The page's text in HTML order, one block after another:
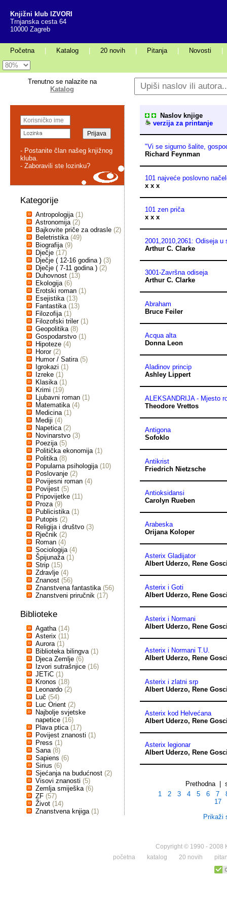
Knjižni klub IZVORI
Trnjanska cesta 64
10000 Zagreb
Početna Katalog 20 novih Pitanja Novosti
Trenutno se nalazite na
Katalog
- Postanite član našeg knjižnog
kluba.
- Zaboravili ste lozinku?
Kategorije
Antropologija (1)
Astronomija (2)
Bajkovite priče za odrasle (2)
Beletristika (49)
Biografija (9)
Dječje (17)
Dječje ( 12-16 godina ) (3)
Dječje ( 7-11 godina ) (2)
Duhovnost (13)
Ekologija (6)
Erotski roman (1)
Esejistika (13)
Fantastika (13)
Filozofija (1)
Filozofski triler (1)
Geopolitika (8)
Gospodarstvo (1)
Hipoteze (4)
Horor (2)
Humor / Satira (5)
Igrokazi (1)
Izreke (1)
Klasika (1)
Krimi (19)
Ljubavni roman (1)
Matematika (4)
Medicina (1)
Mediji (4)
Napetica (2)
Novinarstvo (3)
Poezija (5)
Politička ekonomija (1)
Politika (8)
Popularna psihologija (10)
Poslovanje (2)
Povijesni roman (4)
Povijest (5)
Pripovijetke (11)
Proza (9)
Publicistika (1)
Putopis (2)
Religija i društvo (3)
Rječnik (2)
Roman (4)
Sociologija (4)
Špijunaža (1)
Strip (15)
Zdravlje (4)
Znanost (56)
Znanstvena fantastika (56)
Znanstveni priručnik (17)
Biblioteke
Agatha (14)
Asterix (11)
Aurora (1)
Biblioteka bilingva (1)
Djeca Zemlje (6)
Izvori sutrašnjice (16)
JETiC (1)
Kronos (18)
Leonardo (2)
Luč (54)
Luc Orient (2)
Najbolje svjetske
napetice (16)
Plava ptica (17)
Povijest znanosti (1)
Press (1)
Sana (8)
Sapiens (6)
Sirius (6)
Sjećanja na budućnost (2)
Visovi znanosti (5)
Zemlja smiješka (6)
ZF (57)
Život (14)
Znanstvena knjiga (1)
Naslov knjige
verzija za printanje
"Vi se sigurno šalite,
Richard Feynman
101 najveće poslovno
x x x
101 zen priča
x x x
2001,2010,2061: Odiseja u
Arthur C. Clarke
3001-Završna odiseja
Arthur C. Clarke
Abraham
Bruce Feiler
Acqua alta
Donna Leon
Aladinov princip
Ashley Lippert
ALEKSANDRIJA - Mjesto
Theodore Vrettos
Antigona
Sofoklo
Antikrist
Friedrich Nietzsche
Antioksidansi
Carolyn Rueben
Arabeska
Orijana Koloper
Asterix Gladijator
Albert Uderzo, Rene
Asterix i Goti
Albert Uderzo, Rene
Asterix i Normani
Albert Uderzo, Rene
Asterix i Normani T.U.
Albert Uderzo, Rene
Asterix i zlatni srp
Albert Uderzo, Rene
Asterix kod Helvećana
Albert Uderzo, Rene
Asterix legionar
Albert Uderzo, Rene
Prethodna |
1
2 3 4 5 6 7
17
Prikaži
Copyright © 1990 - 2008
početna
katalog 20 novih